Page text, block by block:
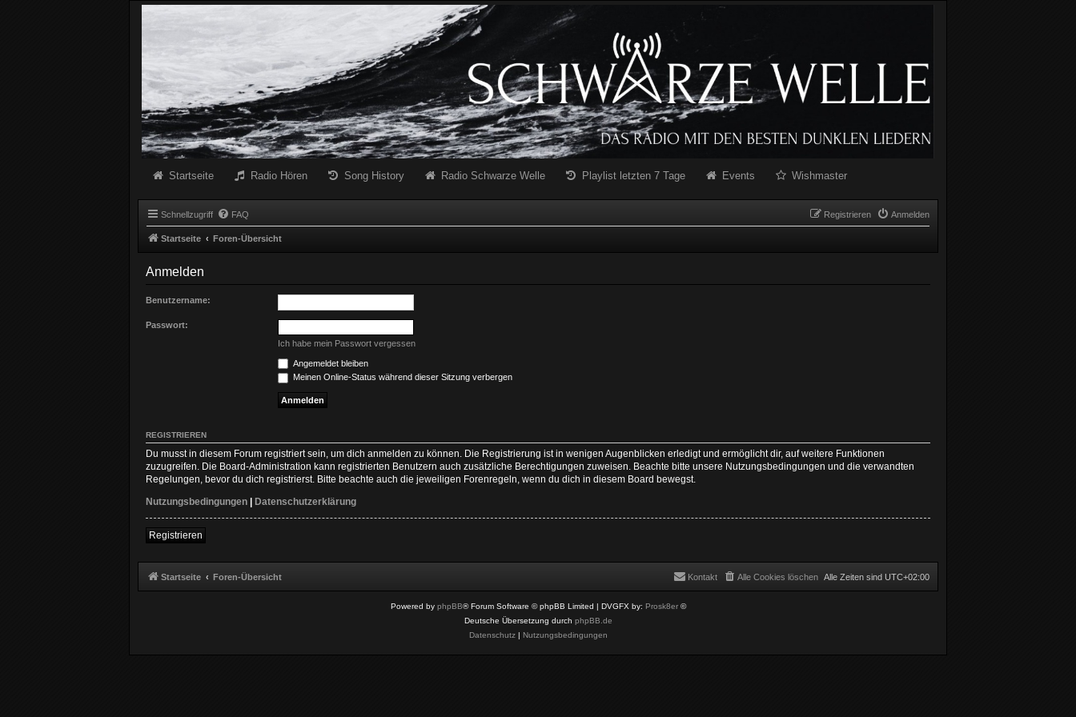
Radio Schwarze Welle Forum
Startseite Radio Hören Song History Radio Schwarze Welle Playlist letzten 7 Tage Events Wishmaster
Schnellzugriff FAQ Anmelden
Registrieren
Startseite Foren-Übersicht
Anmelden
Benutzername:
Passwort:
Ich habe mein Passwort vergessen
Angemeldet bleiben
Meinen Online-Status während dieser Sitzung verbergen
REGISTRIEREN
Du musst in diesem Forum registriert sein, um dich anmelden zu können. Die Registrierung ist in wenigen Augenblicken erledigt und ermöglicht dir, auf weitere Funktionen
zuzugreifen. Die Board-Administration kann registrierten Benutzern auch zusätzliche Berechtigungen zuweisen. Beachte bitte unsere Nutzungsbedingungen und die verwandten
Regelungen, bevor du dich registrierst. Bitte beachte auch die jeweiligen Forenregeln, wenn du dich in diesem Board bewegst.
Nutzungsbedingungen | Datenschutzerklärung
Registrieren
Startseite Foren-Übersicht Alle Zeiten sind UTC+02:00
Alle Cookies löschen
Kontakt
Powered by phpBB® Forum Software © phpBB Limited | DVGFX by: Prosk8er©
Deutsche Übersetzung durch phpBB.de
Datenschutz| Nutzungsbedingungen